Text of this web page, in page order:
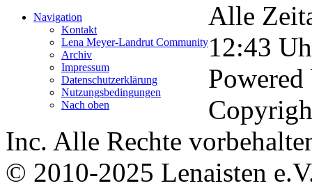
Navigation
Kontakt
Lena Meyer-Landrut Community
Archiv
Impressum
Datenschutzerklärung
Nutzungsbedingungen
Nach oben
Alle
12:43
Inc. Alle Rechte
© 2010-2025 Lenaisten